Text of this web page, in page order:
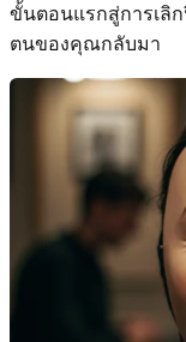
ขั้นตอนแรกสู่การเลิ
ตนของคุณกลับมา